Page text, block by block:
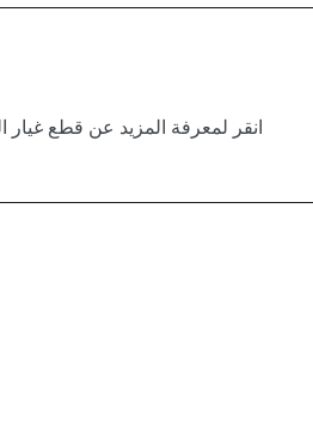
انقر لمعرفة المزيد عن قطع غيار